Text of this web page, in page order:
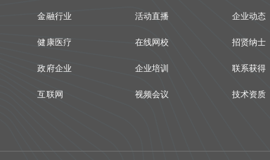
金融行业
健康医疗
政府企业
互联网
活动直播
在线网校
企业培训
视频会议
企业动态
招贤纳士
联系获得
技术资质